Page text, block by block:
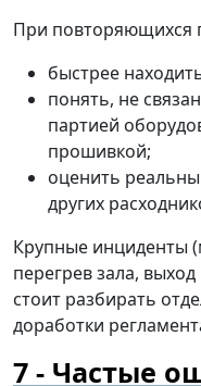
При повторяющихся
быстрее
понять, не
партией
прошивкой;
оценить
других
Крупные инциденты
перегрев зала,
стоит разбирать
доработки
Частые